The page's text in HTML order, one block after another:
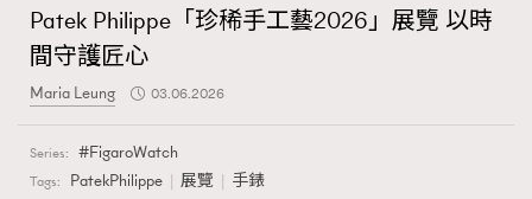
Patek Philippe「珍稀手工藝2026」展覽 以時
間守護匠心
Maria Leung 03.06.2026
Series: FigaroWatch
Tags: PatekPhilippe 展覽 手錶